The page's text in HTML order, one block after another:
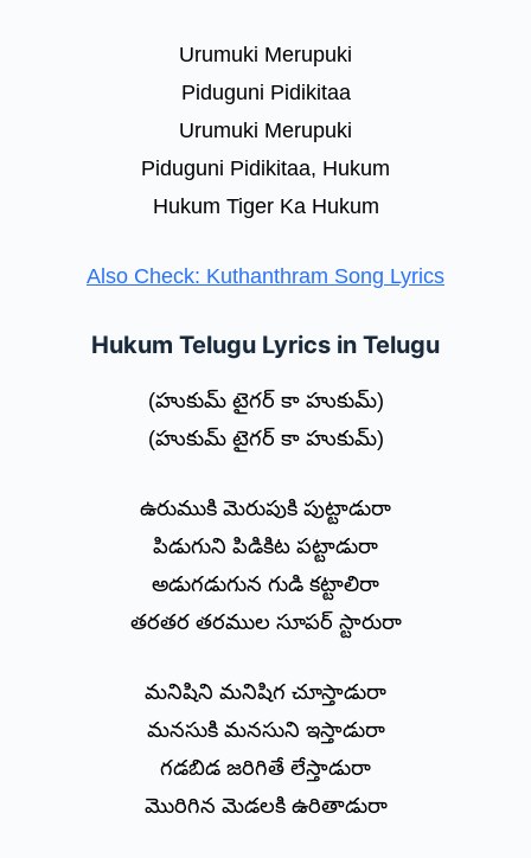
Urumuki Merupuki
Piduguni Pidikitaa
Urumuki Merupuki
Piduguni Pidikitaa, Hukum
Hukum Tiger Ka Hukum
Also Check: Kuthanthram Song Lyrics
Hukum Telugu Lyrics in Telugu
(హుకుమ్ టైగర్ కా హుకుమ్)
(హుకుమ్ టైగర్ కా హుకుమ్)
ఉరుముకి మెరుపుకి పుట్టాడురా
పిడుగుని పిడికిట పట్టాడురా
అడుగడుగున గుడి కట్టాలిరా
తరతర తరముల సూపర్ స్టారురా
మనిషిని మనిషిగ చూస్తాడురా
మనసుకి మనసుని ఇస్తాడురా
గడబిడ జరిగితే లేస్తాడురా
మొరిగిన మెడలకి ఉరితాడురా